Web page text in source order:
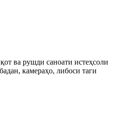
ва рушди саноати истеҳсоли
камераҳо, либоси таги